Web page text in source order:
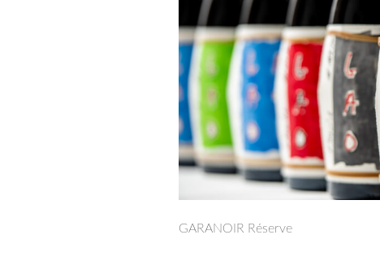
GARANOIR Réserve